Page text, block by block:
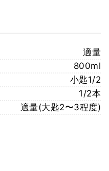
適量
800ml
小匙1/2
1/2本
適量(大匙2〜3程度)